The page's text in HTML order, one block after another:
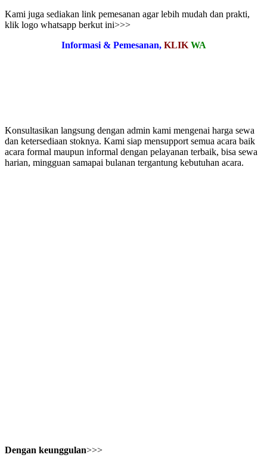
Kami juga sediakan link pemesanan agar lebih mudah dan prakti,
klik logo whatsapp berkut ini>>>
Informasi & Pemesanan, KLIK WA
Konsultasikan langsung dengan admin kami mengenai harga sewa
dan ketersediaan stoknya. Kami siap mensupport semua acara baik
acara formal maupun informal dengan pelayanan terbaik, bisa sewa
harian, mingguan samapai bulanan tergantung kebutuhan acara.
Dengan keunggulan>>>